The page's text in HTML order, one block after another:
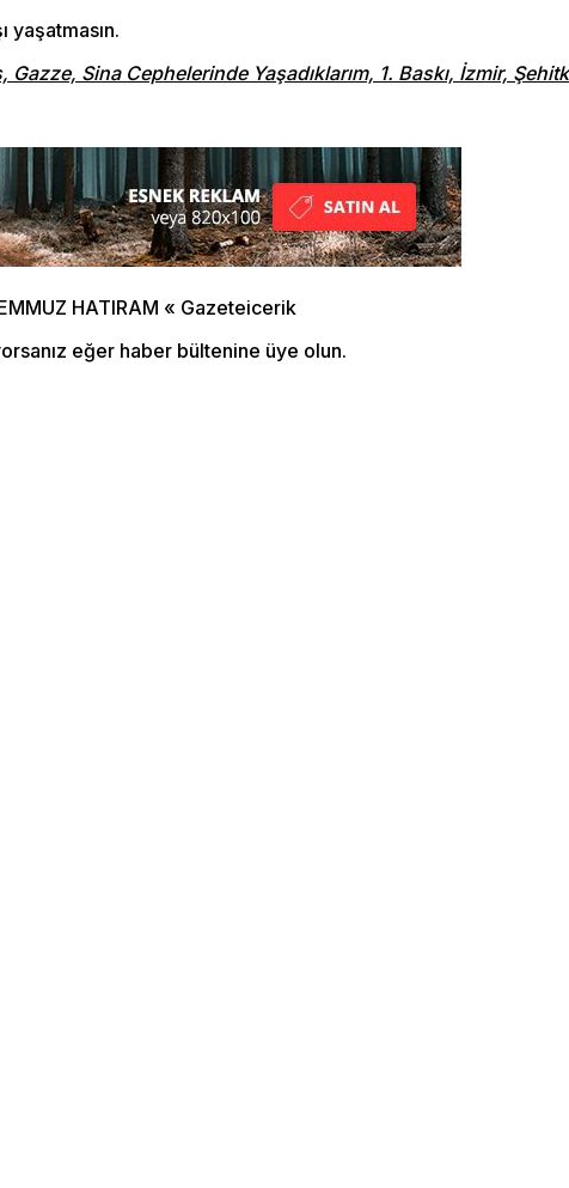
yaşatmasın.
Sina Cephelerinde Yaşadıklarım, 1. Baskı, İzmir,
eğer haber bültenine üye olun.